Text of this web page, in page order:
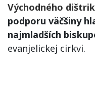
Východného
podporu väčšiny
najmladších
evanjelickej cirkvi.